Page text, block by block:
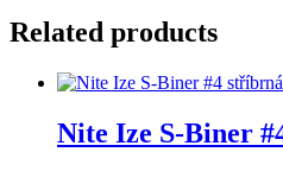
Related products
Nite Ize S-Biner